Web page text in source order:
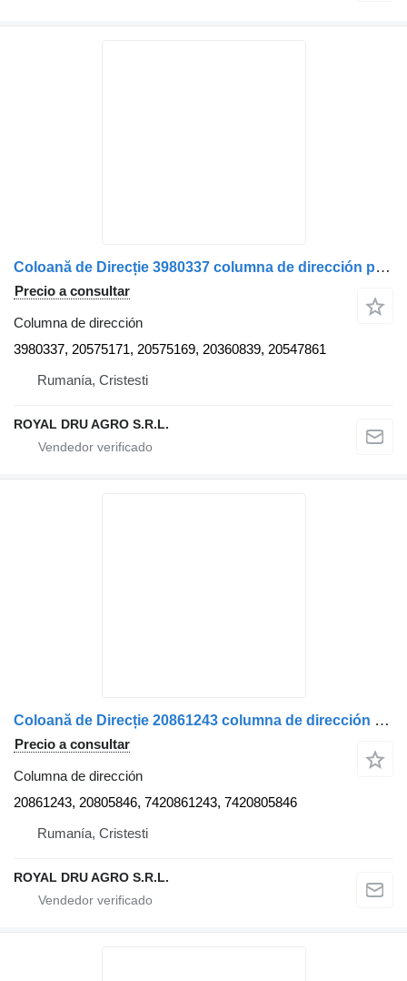
Coloană de Direcție 3980337 columna de dirección para Volvo 3980337 20575171 20575169 20360839 20547861 camión
Precio a consultar
Columna de dirección
3980337, 20575171, 20575169, 20360839, 20547861
Rumanía, Cristesti
ROYAL DRU AGRO S.R.L.
Coloană de Direcție 20861243 columna de dirección para Volvo camión
Precio a consultar
Columna de dirección
20861243, 20805846, 7420861243, 7420805846
Rumanía, Cristesti
ROYAL DRU AGRO S.R.L.